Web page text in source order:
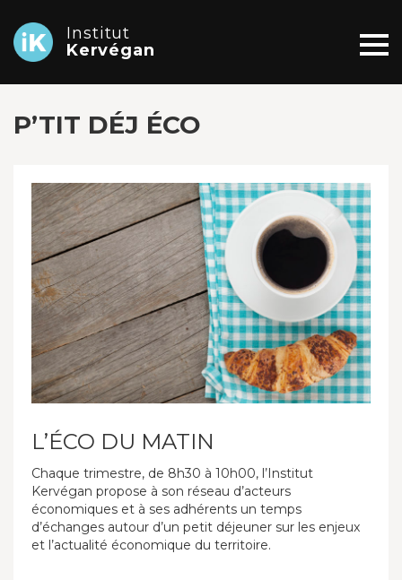
Institut
Kervégan
P’TIT DÉJ ÉCO
L’ÉCO DU MATIN
Chaque trimestre, de 8h30 à 10h00, l’Institut
Kervégan propose à son réseau d’acteurs
économiques et à ses adhérents un temps
d’échanges autour d’un petit déjeuner sur les enjeux
et l’actualité économique du territoire.